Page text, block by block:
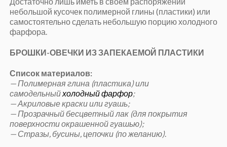
небольшой кусочек полимерной глины (пластики) или
самостоятельно сделать небольшую порцию холодного
фарфора.
БРОШКИ-ОВЕЧКИ ИЗ ЗАПЕКАЕМОЙ ПЛАСТИКИ
Список материалов:
— Полимерная глина (пластика) или
самодельныйхолодный фарфор;
— Акриловые краски или гуашь;
— Прозрачный бесцветный лак (для покрытия
поверхности окрашенной гуашью);
— Стразы, бусины, цепочки (по желанию).